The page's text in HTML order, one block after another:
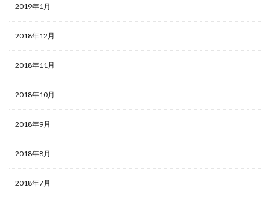
2019年1月
2018年12月
2018年11月
2018年10月
2018年9月
2018年8月
2018年7月